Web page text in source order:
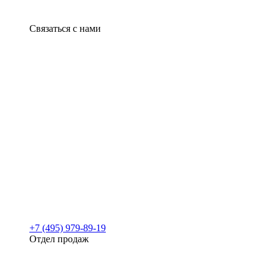
Связаться с нами
+7 (495) 979-89-19
Отдел продаж